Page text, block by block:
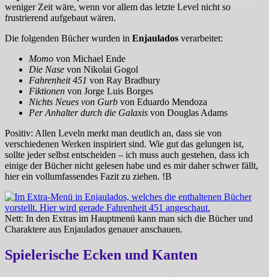
weniger Zeit wäre, wenn vor allem das letzte Level nicht so
frustrierend aufgebaut wären.
Die folgenden Bücher wurden in Enjaulados verarbeitet:
Momo von Michael Ende
Die Nase von Nikolai Gogol
Fahrenheit 451 von Ray Bradbury
Fiktionen von Jorge Luis Borges
Nichts Neues von Gurb von Eduardo Mendoza
Per Anhalter durch die Galaxis von Douglas Adams
Positiv: Allen Leveln merkt man deutlich an, dass sie von
verschiedenen Werken inspiriert sind. Wie gut das gelungen ist,
sollte jeder selbst entscheiden – ich muss auch gestehen, dass ich
einige der Bücher nicht gelesen habe und es mir daher schwer fällt,
hier ein vollumfassendes Fazit zu ziehen. !B
Nett: In den Extras im Hauptmenü kann man sich die Bücher und
Charaktere aus Enjaulados genauer anschauen.
Spielerische Ecken und Kanten